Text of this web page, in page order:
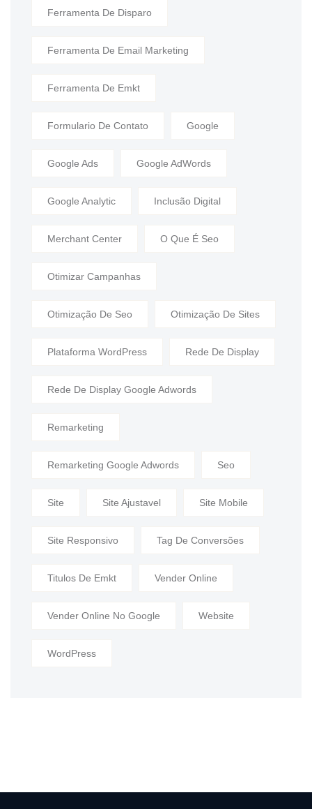
Ferramenta De Disparo
Ferramenta De Email Marketing
Ferramenta De Emkt
Formulario De Contato Google
Google Ads Google AdWords
Google Analytic Inclusão Digital
Merchant Center O Que É Seo
Otimizar Campanhas
Otimização De Seo Otimização De Sites
Plataforma WordPress Rede De Display
Rede De Display Google Adwords
Remarketing
Remarketing Google Adwords Seo
Site Site Ajustavel Site Mobile
Site Responsivo Tag De Conversões
Titulos De Emkt Vender Online
Vender Online No Google Website
WordPress